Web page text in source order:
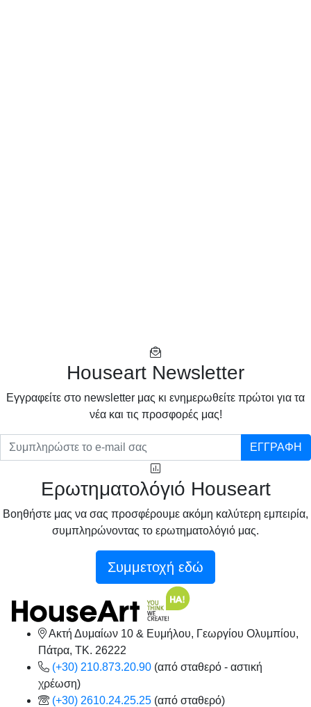
Houseart Newsletter
Eγγραφείτε στο newsletter μας κι ενημερωθείτε πρώτοι για τα
νέα και τις προσφορές μας!
ΕΓΓΡΑΦΗ
Ερωτηματολόγιό Houseart
Βοηθήστε μας να σας προσφέρουμε ακόμη καλύτερη εμπειρία,
συμπληρώνοντας το ερωτηματολόγιό μας.
Συμμετοχή εδώ
Ακτή Δυμαίων 10 & Ευμήλου, Γεωργίου Ολυμπίου,
Πάτρα, TK. 26222
(+30) 210.873.20.90 (από σταθερό - αστική
χρέωση)
(+30) 2610.24.25.25 (από σταθερό)